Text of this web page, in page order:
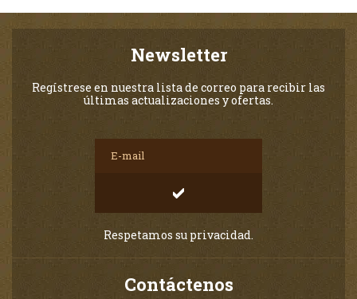
Newsletter
Regístrese en nuestra lista de correo para recibir las
últimas actualizaciones y ofertas.
Respetamos su privacidad.
Contáctenos